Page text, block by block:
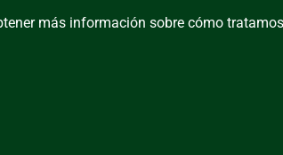
más información sobre cómo